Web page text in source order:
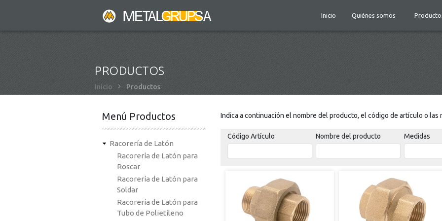
Inicio Quiénes somos
PRODUCTOS
Sobrescribir
de
ayuda
navegación
Inicio Productos
Menú Productos
Racorería de Latón
Racorería de Latón para
Roscar
Racorería de Latón para
Soldar
Racorería de Latón para
Tubo de Polietileno
Indica a continuación el nombre del producto, el código de artículo o las
Código Artículo Nombre del producto Medidas